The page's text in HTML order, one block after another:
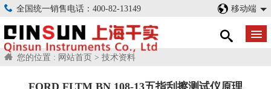
全国统一销售电话：400-82-13149 移动端
您的位置 : 网站首页 > 技术资料
FORD FLTM BN 108-13五指刮擦测试仪原理